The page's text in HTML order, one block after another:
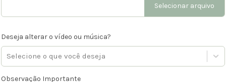
Selecionar arquivo
Deseja alterar o vídeo ou música?
Selecione o que você deseja
Observação Importante